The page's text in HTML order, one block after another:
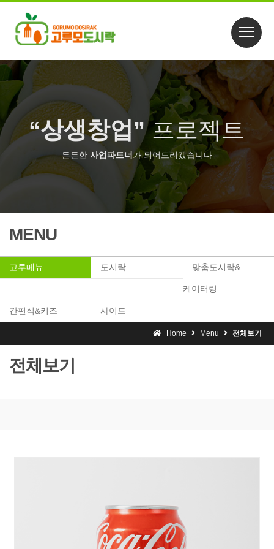
“상생창업”프로젝트
든든한사업파트너가 되어드리겠습니다
MENU
고루메뉴 도시락 맞춤도시락&
케이터링
간편식&키즈 사이드
Home Menu 전체보기
전체보기